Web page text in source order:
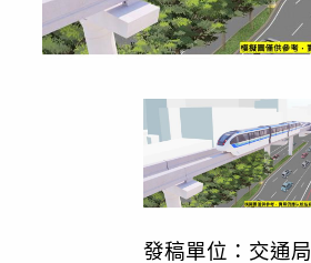
發稿單位：交通局